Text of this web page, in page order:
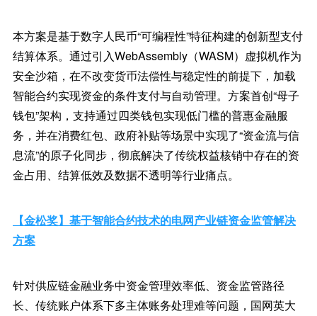
本方案是基于数字人民币“可编程性”特征构建的创新型支付
结算体系。通过引入WebAssembly（WASM）虚拟机作为
安全沙箱，在不改变货币法偿性与稳定性的前提下，加载
智能合约实现资金的条件支付与自动管理。方案首创“母子
钱包”架构，支持通过四类钱包实现低门槛的普惠金融服
务，并在消费红包、政府补贴等场景中实现了“资金流与信
息流”的原子化同步，彻底解决了传统权益核销中存在的资
金占用、结算低效及数据不透明等行业痛点。
【金松奖】基于智能合约技术的电网产业链资金监管解决
方案
针对供应链金融业务中资金管理效率低、资金监管路径
长、传统账户体系下多主体账务处理难等问题，国网英大